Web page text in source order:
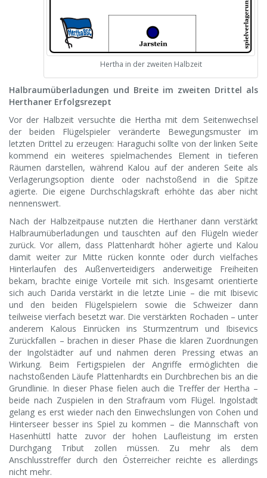
Hertha in der zweiten Halbzeit
Halbraumüberladungen und Breite im zweiten Drittel als
Herthaner Erfolgsrezept
Vor der Halbzeit versuchte die Hertha mit dem Seitenwechsel
der beiden Flügelspieler veränderte Bewegungsmuster im
letzten Drittel zu erzeugen: Haraguchi sollte von der linken Seite
kommend ein weiteres spielmachendes Element in tieferen
Räumen darstellen, während Kalou auf der anderen Seite als
Verlagerungsoption diente oder nachstoßend in die Spitze
agierte. Die eigene Durchschlagskraft erhöhte das aber nicht
nennenswert.
Nach der Halbzeitpause nutzten die Herthaner dann verstärkt
Halbraumüberladungen und tauschten auf den Flügeln wieder
zurück. Vor allem, dass Plattenhardt höher agierte und Kalou
damit weiter zur Mitte rücken konnte oder durch vielfaches
Hinterlaufen des Außenverteidigers anderweitige Freiheiten
bekam, brachte einige Vorteile mit sich. Insgesamt orientierte
sich auch Darida verstärkt in die letzte Linie – die mit Ibisevic
und den beiden Flügelspielern sowie die Schweizer dann
teilweise vierfach besetzt war. Die verstärkten Rochaden – unter
anderem Kalous Einrücken ins Sturmzentrum und Ibisevics
Zurückfallen – brachen in dieser Phase die klaren Zuordnungen
der Ingolstädter auf und nahmen deren Pressing etwas an
Wirkung. Beim Fertigspielen der Angriffe ermöglichten die
nachstoßenden Läufe Plattenhardts ein Durchbrechen bis an die
Grundlinie. In dieser Phase fielen auch die Treffer der Hertha –
beide nach Zuspielen in den Strafraum vom Flügel. Ingolstadt
gelang es erst wieder nach den Einwechslungen von Cohen und
Hinterseer besser ins Spiel zu kommen – die Mannschaft von
Hasenhüttl hatte zuvor der hohen Laufleistung im ersten
Durchgang Tribut zollen müssen. Zu mehr als dem
Anschlusstreffer durch den Österreicher reichte es allerdings
nicht mehr.